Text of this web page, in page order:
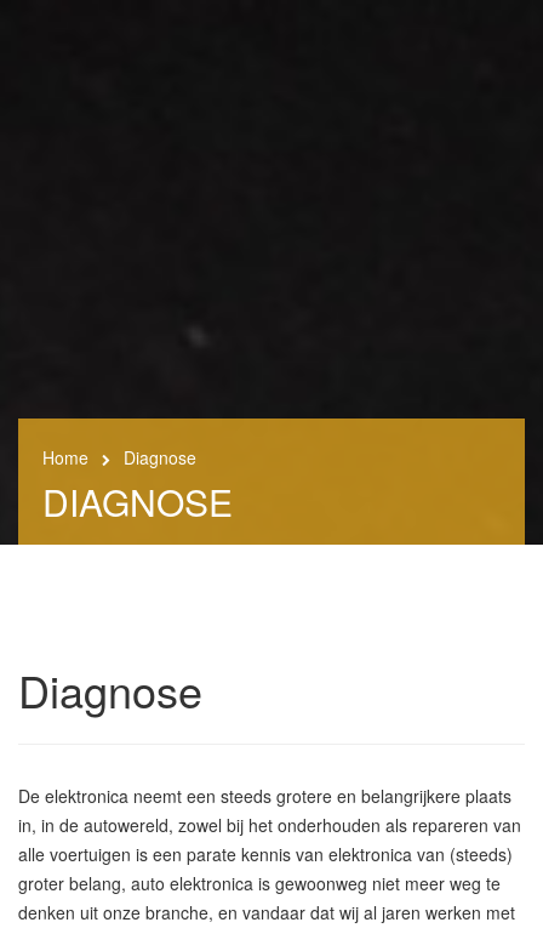
Home Diagnose
DIAGNOSE
Diagnose
De elektronica neemt een steeds grotere en belangrijkere plaats
in, in de autowereld, zowel bij het onderhouden als repareren van
alle voertuigen is een parate kennis van elektronica van (steeds)
groter belang, auto elektronica is gewoonweg niet meer weg te
denken uit onze branche, en vandaar dat wij al jaren werken met